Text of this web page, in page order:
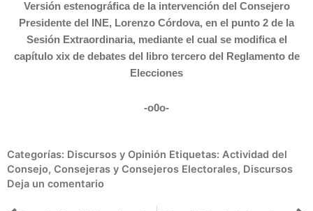
Versión estenográfica de la intervención del Consejero
Presidente del INE, Lorenzo Córdova, en el punto 2 de la
Sesión Extraordinaria, mediante el cual se modifica el
capítulo xix de debates del libro tercero del Reglamento de
Elecciones
-o0o-
Categorías: Discursos y Opinión Etiquetas: Actividad del
Consejo, Consejeras y Consejeros Electorales, Discursos
Deja un comentario